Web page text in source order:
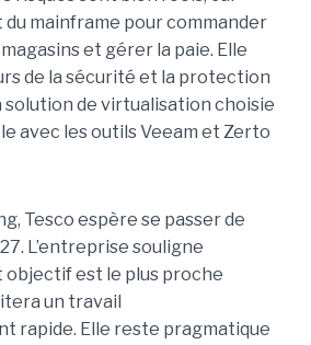
du mainframe pour commander
et gérer la paie. Elle
de la sécurité et la protection
solution de virtualisation choisie
avec les outils Veeam et Zerto
Tesco espère se passer de
L’entreprise souligne
objectif est le plus proche
un travail
rapide. Elle reste pragmatique